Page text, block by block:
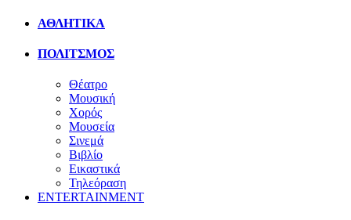
ΑΘΛΗΤΙΚΑ
ΠΟΛΙΤΣΜΟΣ
Θέατρο
Μουσική
Χορός
Μουσεία
Σινεμά
Βιβλίο
Εικαστικά
Τηλεόραση
ENTERTAINMENT